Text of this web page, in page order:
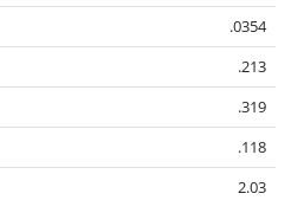
.0354
.213
.319
.118
2.03